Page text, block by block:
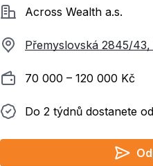
SpolečnostAcross Wealth a.s.
Přemyslovská 2845/
Plat 70 000 ‍–‍ 120 000 Kč
Do 2 týdnů dostanete odpověď
Do 2 týdnů dostanete